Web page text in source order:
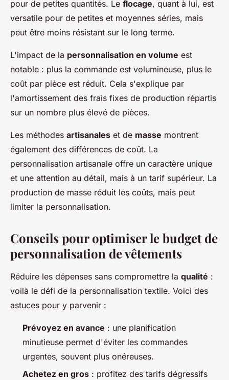
pour de petites quantités. Le flocage, quant à lui, est
versatile pour de petites et moyennes séries, mais
peut être moins résistant sur le long terme.
L'impact de la personnalisation en volume est
notable : plus la commande est volumineuse, plus le
coût par pièce est réduit. Cela s'explique par
l'amortissement des frais fixes de production répartis
sur un nombre plus élevé de pièces.
Les méthodes artisanales et de masse montrent
également des différences de coût. La
personnalisation artisanale offre un caractère unique
et une attention au détail, mais à un tarif supérieur. La
production de masse réduit les coûts, mais peut
limiter la personnalisation.
Conseils pour optimiser le budget de
personnalisation de vêtements
Réduire les dépenses sans compromettre la qualité :
voilà le défi de la personnalisation textile. Voici des
astuces pour y parvenir :
Prévoyez en avance : une planification
minutieuse permet d'éviter les commandes
urgentes, souvent plus onéreuses.
Achetez en gros : profitez des tarifs dégressifs